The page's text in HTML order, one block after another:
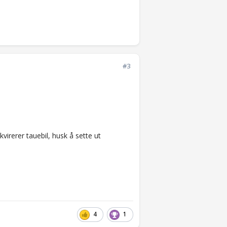
#3
tauebil, husk å sette ut
4 1